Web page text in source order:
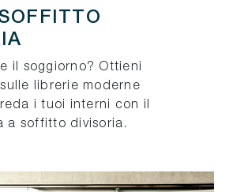
il soggiorno? Ottieni
librerie moderne
i tuoi interni con il
a soffitto divisoria.